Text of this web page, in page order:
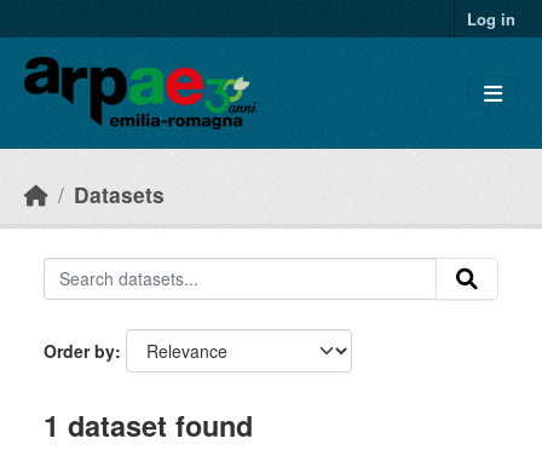
Log in
Datasets
Order by
1 dataset found